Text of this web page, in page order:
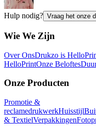
Hulp nodig? Vraag het onze
Wie We Zijn
Over OnsDrukzo is
HelloPrintOnze Beloftes
Onze Producten
Promotie &
reclamedrukwerkHuisstijl
& TextielVerpakkingen